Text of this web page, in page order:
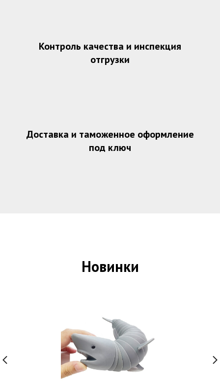
Контроль качества и инспекция
отгрузки
Доставка и таможенное оформление
под ключ
Новинки